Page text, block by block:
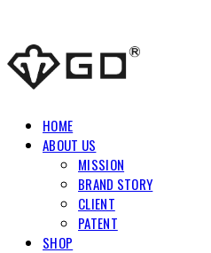
HOME
ABOUT US
MISSION
BRAND STORY
CLIENT
PATENT
SHOP